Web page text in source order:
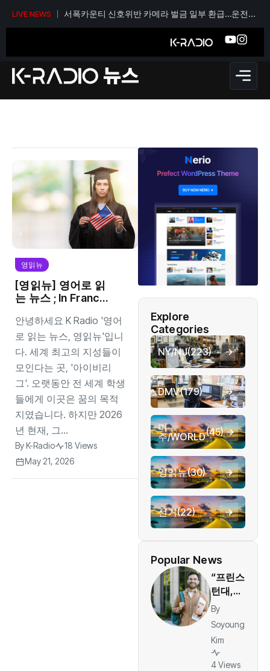
LIVE NEWS
서폭카운티 신호위반 카메라 벌금 일부 환급…운전자
당 티켓 1건당 36달러
영읽뉴
[영읽뉴] 영어로 읽
는 뉴스 ; In France,
Universities Lose
Their Allure in the
Trump Era
안녕하세요 K Radio '영어
로 읽는 뉴스, 영읽뉴'입니
다. 세계 최고의 지성들이
모인다는 곳, '아이비리
그'. 오랫동안 전 세계 학생
들에게 이곳은 꿈의 목적
지였습니다. 하지만 2026
년 현재, 그...
ByK-Radio
18 Views
May 21, 2026
Explore
Categories
NY/NJ(223)
DMV(179)
미
주/WORLD(45)
영읽뉴(30)
선거(22)
Popular News
“프린스
턴대,
링크드
인 선정
2026
미국 최
고 대학
By
Soyoung
Kim
4 Views